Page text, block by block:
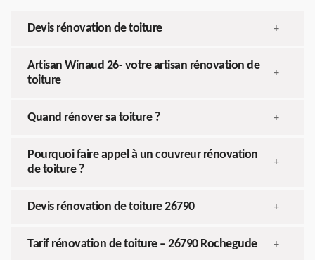
Devis rénovation de toiture +
Artisan Winaud 26- votre artisan rénovation de
toiture
+
Quand rénover sa toiture ? +
Pourquoi faire appel à un couvreur rénovation
de toiture ?
+
Devis rénovation de toiture 26790 +
Tarif rénovation de toiture – 26790 Rochegude +